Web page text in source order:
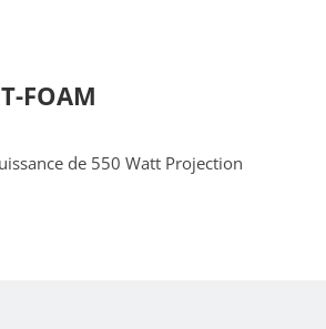
FOAM
de 550 Watt Projection